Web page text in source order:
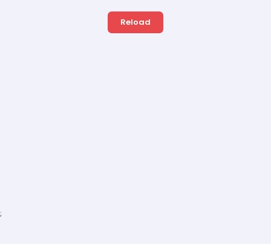
Reload
;